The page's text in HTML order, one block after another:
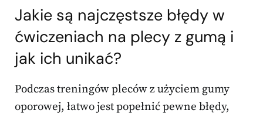
Jakie są najczęstsze błędy w
ćwiczeniach na plecy z gumą i
jak ich unikać?
Podczas treningów pleców z użyciem gumy
oporowej, łatwo jest popełnić pewne błędy,